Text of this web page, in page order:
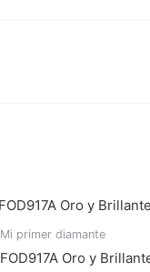
Mi primer diamante
FOD917A Oro y